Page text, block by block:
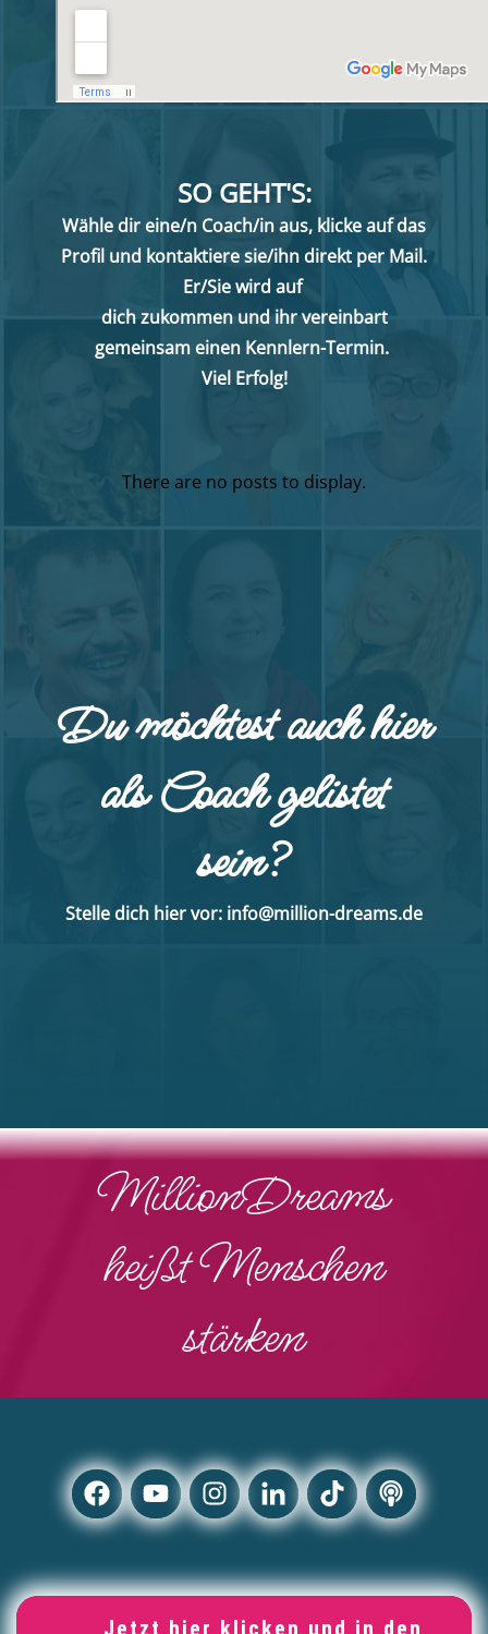
SO GEHT'S:
Wähle dir eine/n Coach/in aus, klicke auf das
Profil und kontaktiere sie/ihn direkt per Mail.
Er/Sie wird auf
dich zukommen und ihr vereinbart
gemeinsam einen Kennlern-Termin.
Viel Erfolg!
Du möchtest auch hier
als Coach gelistet
sein?
Stelle dich hier vor: info@million-dreams.de
MillionDreams
heißt Menschen
stärken
Jetzt hier klicken und in den